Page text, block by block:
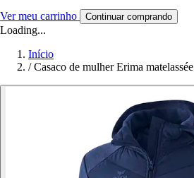
Ver meu carrinho Continuar comprando
Loading...
Início
/ Casaco de mulher Erima matelassée